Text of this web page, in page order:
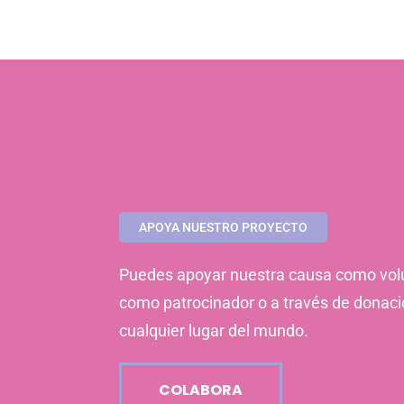
APOYA NUESTRO PROYECTO
Puedes apoyar nuestra causa como
como patrocinador o a través de
cualquier lugar del mundo.
COLABORA